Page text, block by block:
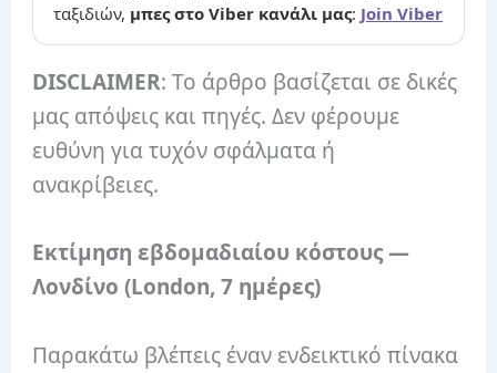
ταξιδιών, μπες στο Viber κανάλι μας: Join Viber
DISCLAIMER: Το άρθρο βασίζεται σε δικές
μας απόψεις και πηγές. Δεν φέρουμε
ευθύνη για τυχόν σφάλματα ή
ανακρίβειες.
Εκτίμηση εβδομαδιαίου κόστους —
Λονδίνο (London, 7 ημέρες)
Παρακάτω βλέπεις έναν ενδεικτικό πίνακα